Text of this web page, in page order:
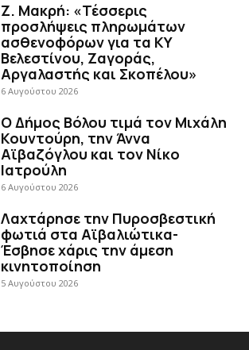
Ζ. Μακρή: «Τέσσερις
προσλήψεις πληρωμάτων
ασθενοφόρων για τα ΚΥ
Βελεστίνου, Ζαγοράς,
Αργαλαστής και Σκοπέλου»
6 Αυγούστου 2026
Ο Δήμος Βόλου τιμά τον Μιχάλη
Κουντούρη, την Άννα
Αϊβαζόγλου και τον Νίκο
Ιατρούλη
6 Αυγούστου 2026
Λαχτάρησε την Πυροσβεστική
φωτιά στα Αϊβαλιώτικα-
Έσβησε χάρις την άμεση
κινητοποίηση
5 Αυγούστου 2026